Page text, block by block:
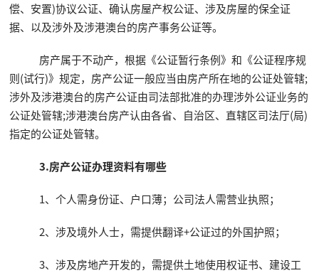
偿、安置)协议公证、确认房屋产权公证、涉及房屋的保全证
据、以及涉外及涉港澳台的房产事务公证等。
房产属于不动产，根据《公证暂行条例》和《公证程序规
则(试行)》规定，房产公证一般应当由房产所在地的公证处管辖;
涉外及涉港澳台的房产公证由司法部批准的办理涉外公证业务的
公证处管辖;涉港澳台房产认由各省、自治区、直辖区司法厅(局)
指定的公证处管辖。
3.房产公证办理资料有哪些
1、个人需身份证、户口薄；公司法人需营业执照；
2、涉及境外人士，需提供翻译+公证过的外国护照；
3、涉及房地产开发的，需提供土地使用权证书、建设工